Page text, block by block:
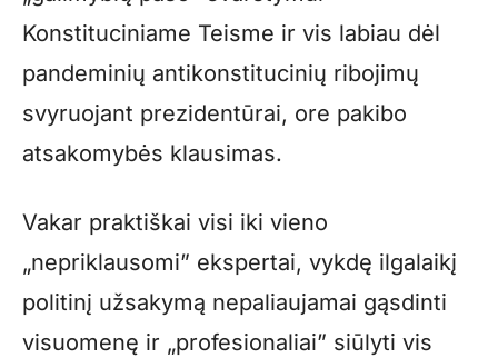
Konstituciniame Teisme ir vis labiau dėl
pandeminių antikonstitucinių ribojimų
svyruojant prezidentūrai, ore pakibo
atsakomybės klausimas.
Vakar praktiškai visi iki vieno
„nepriklausomi” ekspertai, vykdę ilgalaikį
politinį užsakymą nepaliaujamai gąsdinti
visuomenę ir „profesionaliai” siūlyti vis